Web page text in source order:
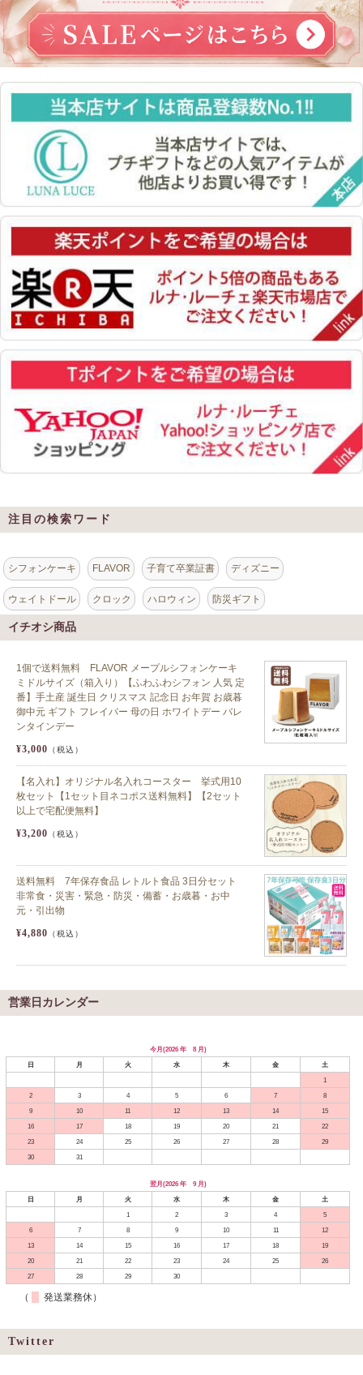
注目の検索ワード
シフォンケーキ FLAVOR 子育て卒業証書 ディズニー
ウェイトドール クロック ハロウィン 防災ギフト
イチオシ商品
1個で送料無料 FLAVOR メープルシフォンケーキ
ミドルサイズ（箱入り）【ふわふわシフォン 人気 定
番】手土産 誕生日 クリスマス 記念日 お年賀 お歳暮
御中元 ギフト フレイバー 母の日 ホワイトデー バレ
ンタインデー
¥3,000 （税込）
【名入れ】オリジナル名入れコースター 挙式用10
枚セット【1セット目ネコポス送料無料】【2セット
以上で宅配便無料】
¥3,200 （税込）
送料無料 7年保存食品 レトルト食品 3日分セット
非常食・災害・緊急・防災・備蓄・お歳暮・お中
元・引出物
¥4,880 （税込）
営業日カレンダー
今月(2026 年 8 月)
日
月 火 水 木 金
土
1
2
3 4 5 6 7
8
9
10 11 12 13 14
15
16
17 18 19 20 21
22
23
24 25 26 27 28
29
30
31
翌月(2026 年 9 月)
日
月 火 水 木 金
土
1
2 3 4
5
6
7 8 9 10 11
12
13
14 15 16 17 18
19
20
21 22 23 24 25
26
27
28 29 30
（ 発送業務休）
Twitter